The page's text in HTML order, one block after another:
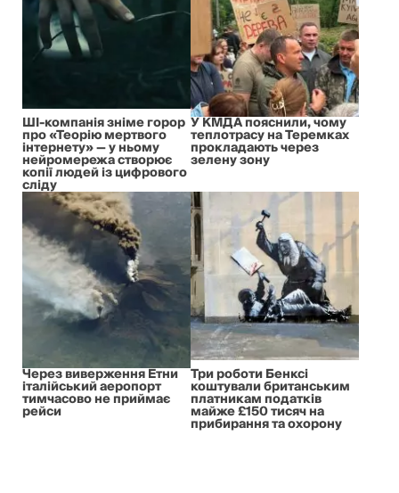
ШІ-компанія зніме горор
про «Теорію мертвого
інтернету» — у ньому
нейромережа створює
копії людей із цифрового
сліду
У КМДА пояснили, чому
теплотрасу на Теремках
прокладають через
зелену зону
Через виверження Етни
італійський аеропорт
тимчасово не приймає
рейси
Три роботи Бенксі
коштували британським
платникам податків
майже £150 тисяч на
прибирання та охорону